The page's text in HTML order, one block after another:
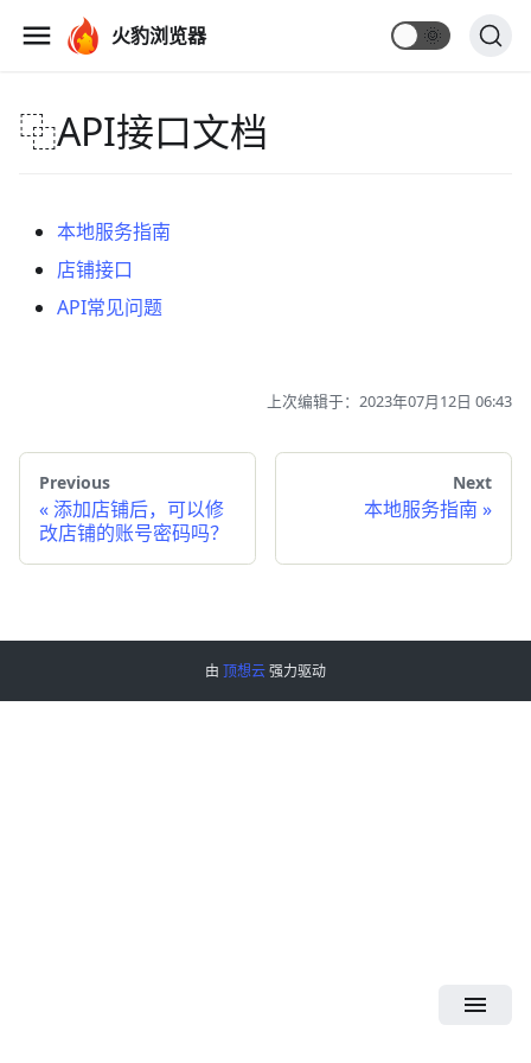
火豹浏览器 🌞
⿻API接口文档
本地服务指南
店铺接口
API常见问题
上次编辑于：2023年07月12日 06:43
Previous
«添加店铺后，可以修
改店铺的账号密码吗？
Next
本地服务指南 »
由 顶想云强力驱动